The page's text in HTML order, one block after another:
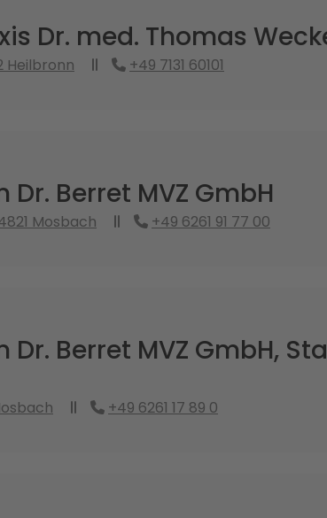
Dr. med. Thomas
Heilbronn +49 7131 60101
Berret MVZ GmbH
Mosbach +49 6261 91 77 00
Berret MVZ GmbH,
+49 6261 17 89 0